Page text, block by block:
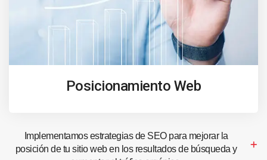
Posicionamiento Web
Implementamos estrategias de SEO para mejorar la
posición de tu sitio web en los resultados de búsqueda y